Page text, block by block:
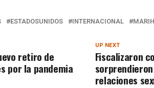
ESTADOSUNIDOS INTERNACIONAL
UP NEXT
Fiscalizaron
relaciones
retiro de
por la pandemia